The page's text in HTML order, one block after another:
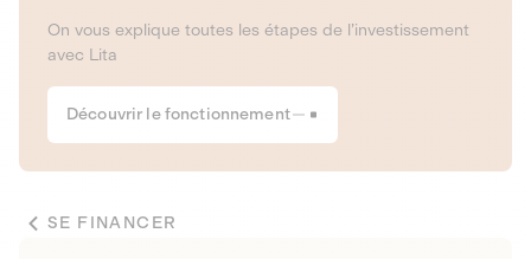
On vous explique toutes les étapes de l’investissement
avec Lita
Découvrir le fonctionnement
SE FINANCER